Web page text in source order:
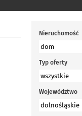
Nieruchomość
Typ oferty
Województwo